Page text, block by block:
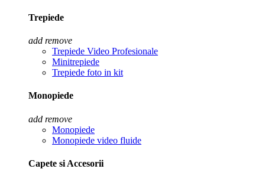
Trepiede
add remove
Trepiede Video Profesionale
Minitrepiede
Trepiede foto in kit
Monopiede
add remove
Monopiede
Monopiede video fluide
Capete si Accesorii